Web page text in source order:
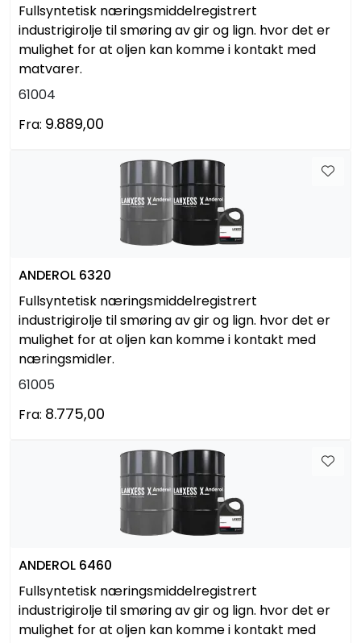
Fullsyntetisk næringsmiddelregistrert
industrigirolje til smøring av gir og lign. hvor det er
mulighet for at oljen kan komme i kontakt med
matvarer.
61004
Fra: 9.889,00
ANDEROL 6320
Fullsyntetisk næringsmiddelregistrert
industrigirolje til smøring av gir og lign. hvor det er
mulighet for at oljen kan komme i kontakt med
næringsmidler.
61005
Fra: 8.775,00
ANDEROL 6460
Fullsyntetisk næringsmiddelregistrert
industrigirolje til smøring av gir og lign. hvor det er
mulighet for at oljen kan komme i kontakt med